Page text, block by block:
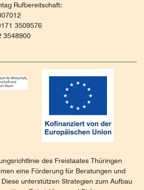
Rufbereitschaft:
3509576
3548900
des Freistaates Thüringen
eine Förderung für Beratungen und
unterstützen Strategien zum Aufbau